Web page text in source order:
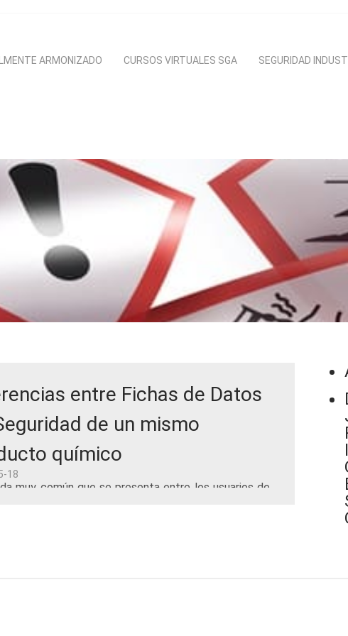
ARMONIZADO CURSOS VIRTUALES SGA SEGURIDAD
en
entre Fichas de Datos
de un mismo
químico
18
muy común que se presenta entre los usuarios de